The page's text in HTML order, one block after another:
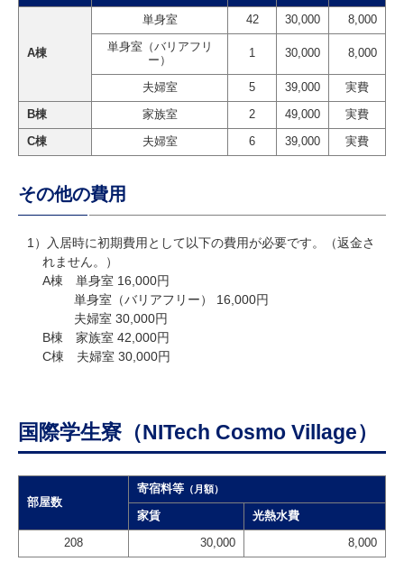
A棟
単身室 42 30,000 8,000
単身室（バリアフリ
ー）
1 30,000 8,000
夫婦室 5 39,000 実費
B棟 家族室 2 49,000 実費
C棟 夫婦室 6 39,000 実費
その他の費用
1）入居時に初期費用として以下の費用が必要です。（返金さ
れません。）
A棟 単身室 16,000円
単身室（バリアフリー） 16,000円
夫婦室 30,000円
B棟 家族室 42,000円
C棟 夫婦室 30,000円
国際学生寮（NITech Cosmo Village）
部屋数
寄宿料等 （月額）
家賃 光熱水費
208 30,000 8,000